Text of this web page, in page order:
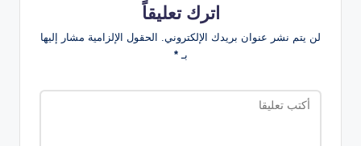
اترك تعليقاً
لن يتم نشر عنوان بريدك الإلكتروني. الحقول الإلزامية مشار إليها
بـ*